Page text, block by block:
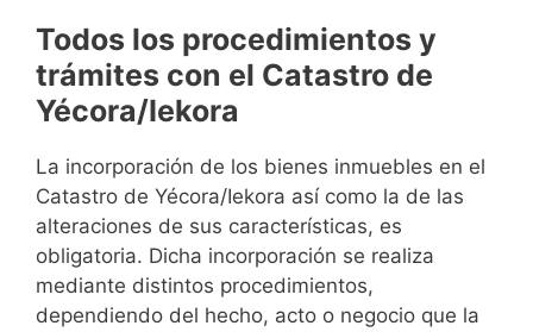
Todos los procedimientos y
trámites con el Catastro de
Yécora/Iekora
La incorporación de los bienes inmuebles en el
Catastro de Yécora/Iekora así como la de las
alteraciones de sus características, es
obligatoria. Dicha incorporación se realiza
mediante distintos procedimientos,
dependiendo del hecho, acto o negocio que la